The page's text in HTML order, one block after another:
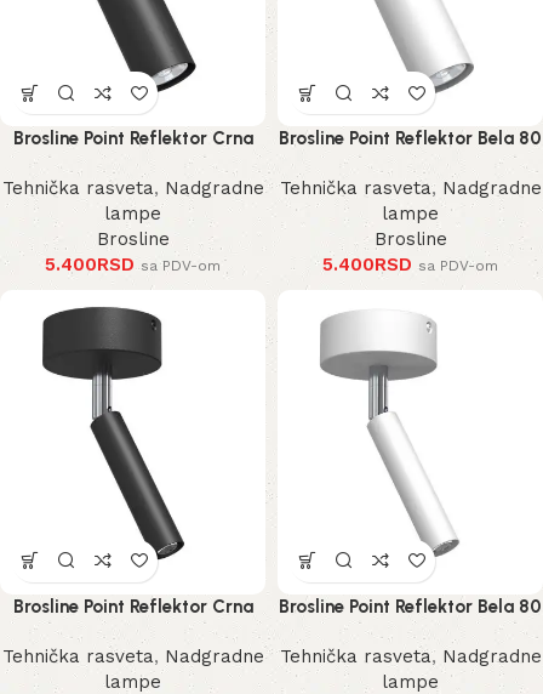
Brosline Point Reflektor Crna
80 mm 170 mm 2284 mm
Tehnička rasveta, Nadgradne
lampe
Brosline
5.400RSD sa PDV-om
Brosline Point Reflektor Bela 80
mm 170 mm 2285 mm
Tehnička rasveta, Nadgradne
lampe
Brosline
5.400RSD sa PDV-om
Brosline Point Reflektor Crna
80 mm 170 mm 2281 mm
Tehnička rasveta, Nadgradne
lampe
Brosline Point Reflektor Bela 80
mm 170 mm 2283 mm
Tehnička rasveta, Nadgradne
lampe